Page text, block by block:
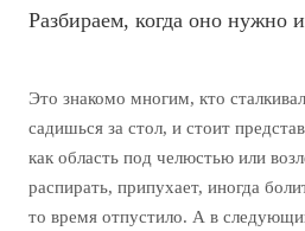
Разбираем, когда оно нужно
Это знакомо многим, кто
садишься за стол, и стоит
как область под челюстью или
распирать, припухает, иногда
то время отпустило. А в